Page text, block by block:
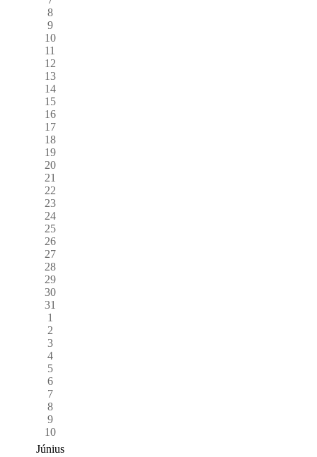
8
9
10
11
12
13
14
15
16
17
18
19
20
21
22
23
24
25
26
27
28
29
30
31
1
2
3
4
5
6
7
8
9
10
Június